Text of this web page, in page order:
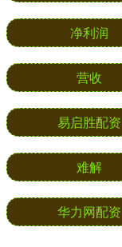
净利润
营收
易启胜配资
难解
华力网配资